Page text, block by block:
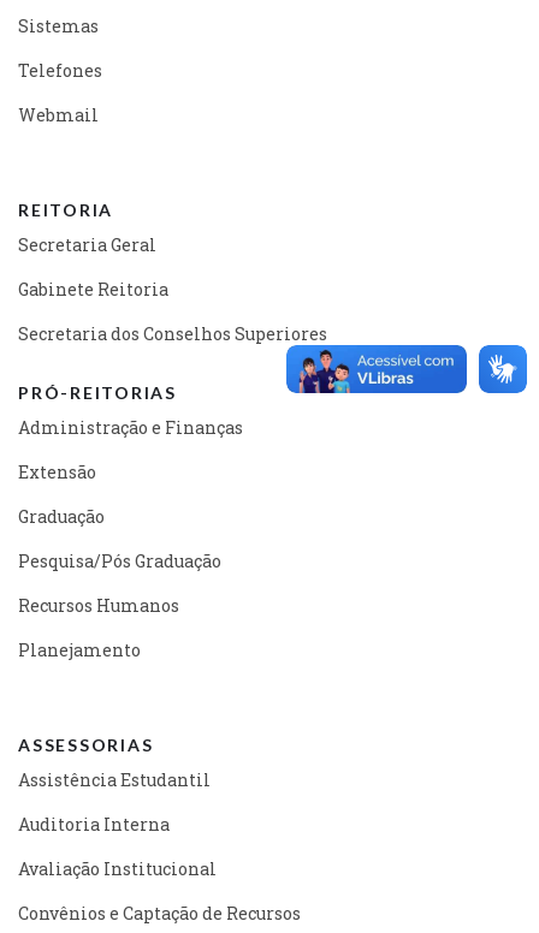
Sistemas
Telefones
Webmail
REITORIA
Secretaria Geral
Gabinete Reitoria
Secretaria dos Conselhos Superiores
PRÓ-REITORIAS
Administração e Finanças
Extensão
Graduação
Pesquisa/Pós Graduação
Recursos Humanos
Planejamento
ASSESSORIAS
Assistência Estudantil
Auditoria Interna
Avaliação Institucional
Convênios e Captação de Recursos